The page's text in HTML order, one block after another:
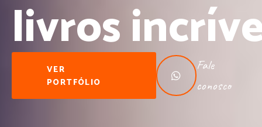
livros
VER
PORTFÓLIO
Fale
conosco